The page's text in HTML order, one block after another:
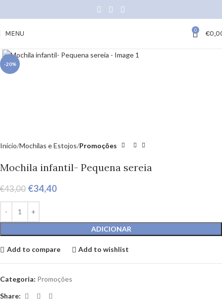
MENU 0 €
-20%
Início Mochilas e Estojos Promoções
Mochila infantil- Pequena sereia
€43,00 €34,40
ADICIONAR
Add to compare Add to wishlist
Categoria: Promoções
Share: